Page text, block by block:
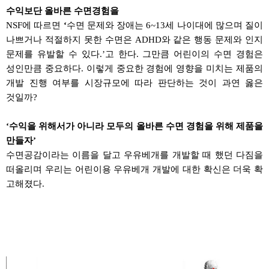
수익보단 올바른 수면경험을
NSF에 따르면 ‘수면 문제와 장애는6~13세 나이대에 많으며 질이
나쁘거나 적절하지 못한 수면은 ADHD와 같은 행동 문제와 인지
문제를 유발할 수 있다.’고 한다. 그만큼 어린이의 수면 경험은
성인만큼 중요하다. 이렇게 중요한 경험에 영향을 미치는 제품의
개발 진행 여부를 시장규모에 따라 판단하는 것이 과연 옳은
것일까?
‘수익을 위해서가 아니라 모두의 올바른 수면 경험을 위해 제품을
만들자’
수면공감이라는 이름을 달고 우유베개를 개발할 때 했던 다짐을
떠올리며 우리는 어린이용 우유베개 개발에 대한 확신은 더욱 확
고해졌다.